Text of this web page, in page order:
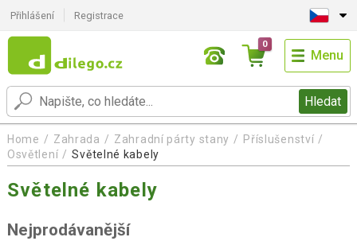
Přihlášení Registrace
Hledat
0
Menu
Home Zahrada Zahradní párty stany
Příslušenství
Osvětlení
Světelné kabely
Světelné kabely
Nejprodávanější